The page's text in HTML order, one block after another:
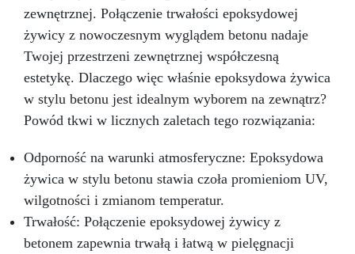
pomysły w rzeczywistość – Rób rzemiosło z
Żywicą ICRYSTAL! Kup Teraz i Zanurz Się w
Świat Kreatywności!
Stoły i powłoki ochronne do użytku
zewnętrznego. Podłogi artystyczne. Dostępne
kolory: Aluminium Złoto Miedź Ożyw swoje
projekty naszymi pigmentami metalicznymi.
Wybierz spośród różnorodnej gamy kolorów i
dodaj odrobinę luksusu do swoich projektów.
Stwórz niepowtarzalne i trwałe dzieła sztuki
dzięki naszym pigmentom metalicznym o
zewnętrznej. Połączenie trwałości epoksydowej
żywicy z nowoczesnym wyglądem betonu nadaje
Twojej przestrzeni zewnętrznej współczesną
estetykę. Dlaczego więc właśnie epoksydowa żywica
w stylu betonu jest idealnym wyborem na zewnątrz?
Powód tkwi w licznych zaletach tego rozwiązania:
Odporność na warunki atmosferyczne: Epoksydowa
żywica w stylu betonu stawia czoła promieniom UV,
wilgotności i zmianom temperatur.
Trwałość: Połączenie epoksydowej żywicy z
betonem zapewnia trwałą i łatwą w pielęgnacji